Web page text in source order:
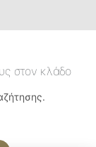
στον κλάδο